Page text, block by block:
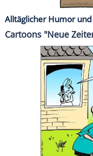
Alltäglicher Humor und
Cartoons "Neue